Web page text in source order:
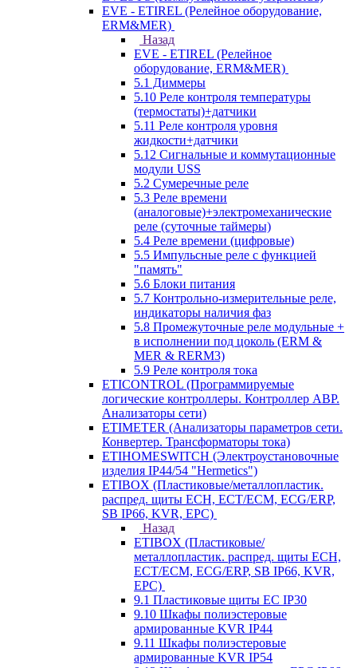
EVE - ETIREL (Релейное оборудование,
ERM&MER)
Назад
EVE - ETIREL (Релейное
оборудование, ERM&MER)
5.1 Диммеры
5.10 Реле контроля температуры
(термостаты)+датчики
5.11 Реле контроля уровня
жидкости+датчики
5.12 Сигнальные и коммутационные
модули USS
5.2 Сумеречные реле
5.3 Реле времени
(аналоговые)+электромеханические
реле (суточные таймеры)
5.4 Реле времени (цифровые)
5.5 Импульсные реле с функцией
"память"
5.6 Блоки питания
5.7 Контрольно-измерительные реле,
индикаторы наличия фаз
5.8 Промежуточные реле модульные +
в исполнении под цоколь (ERM &
MER & RERM3)
5.9 Реле контроля тока
ETICONTROL (Программируемые
логические контроллеры. Контроллер АВР.
Анализаторы сети)
ETIMETER (Анализаторы параметров сети.
Конвертер. Трансформаторы тока)
ETIHOMESWITCH (Электроустановочные
изделия IP44/54 "Hermetics")
ETIBOX (Пластиковые/металлопластик.
распред. щиты ECH, ECT/ECM, ECG/ERP,
SB IP66, KVR, EPC)
Назад
ETIBOX (Пластиковые/
металлопластик. распред. щиты ECH,
ECT/ECM, ECG/ERP, SB IP66, KVR,
EPC)
9.1 Пластиковые щиты EC IP30
9.10 Шкафы полиэстеровые
армированные KVR IP44
9.11 Шкафы полиэстеровые
армированные KVR IP54